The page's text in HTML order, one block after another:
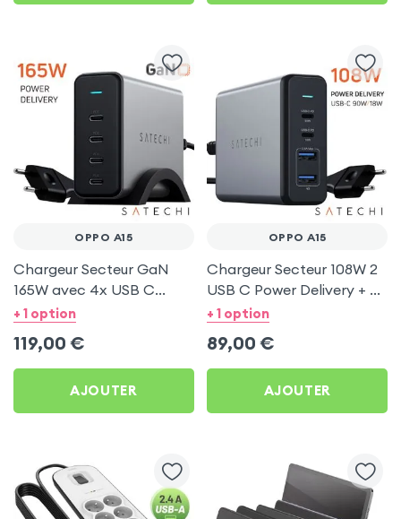
OPPO A15
Chargeur Secteur GaN
165W avec 4x USB C
Power Delivery, Câble
+ 1 option
119,00 €
AJOUTER
OPPO A15
Chargeur Secteur 108W 2
USB C Power Delivery + 2
USB, Câble Secteur,
+ 1 option
89,00 €
AJOUTER